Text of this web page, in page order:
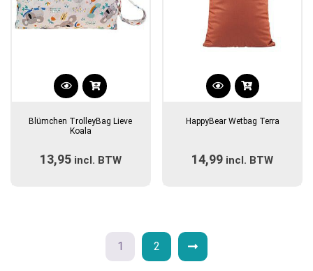
Blümchen TrolleyBag Lieve
Koala
13,95 incl. BTW
HappyBear Wetbag Terra
14,99 incl. BTW
1 2